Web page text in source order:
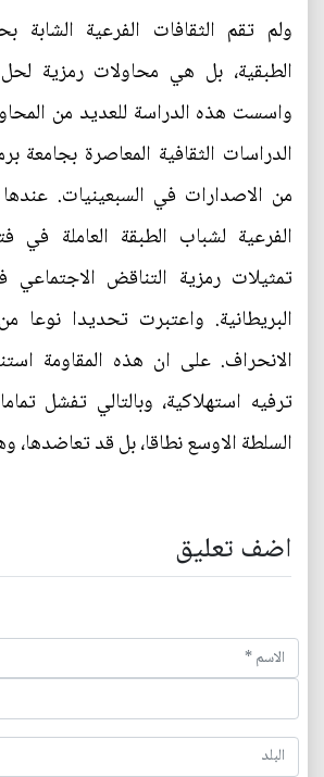
ولم تقم الثقافات الفرعية الشابة
الطبقية، بل هي محاولات رمزية
واسست هذه الدراسة للعديد من
الدراسات الثقافية المعاصرة بجامعة
من الاصدارات في السبعينيات.
الفرعية لشباب الطبقة العاملة في
تمثيلات رمزية التناقض الاجتماعي
البريطانية. واعتبرت تحديدا نوعا
الانحراف. على ان هذه المقاومة
ترفيه استهلاكية، وبالتالي تفشل
السلطة الاوسع نطاقا، بل قد تعاضدها،
اضف تعليق